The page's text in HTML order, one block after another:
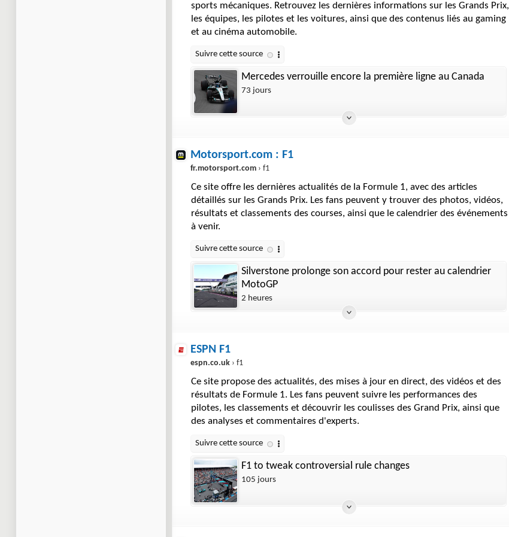
sports mécaniques. Retrouvez les dernières informations sur les Grands Prix,
les équipes, les pilotes et les voitures, ainsi que des contenus liés au gaming
et au cinéma automobile.
Mercedes verrouille encore la première ligne au Canada
73 jours
Motorsport.com : F1
fr.motorsport.com › f1
Ce site offre les dernières actualités de la Formule 1, avec des articles
détaillés sur les Grands Prix. Les fans peuvent y trouver des photos, vidéos,
résultats et classements des courses, ainsi que le calendrier des événements
à venir.
Silverstone prolonge son accord pour rester au calendrier
MotoGP
2 heures
ESPN F1
espn.co.uk › f1
Ce site propose des actualités, des mises à jour en direct, des vidéos et des
résultats de Formule 1. Les fans peuvent suivre les performances des
pilotes, les classements et découvrir les coulisses des Grand Prix, ainsi que
des analyses et commentaires d'experts.
F1 to tweak controversial rule changes
105 jours